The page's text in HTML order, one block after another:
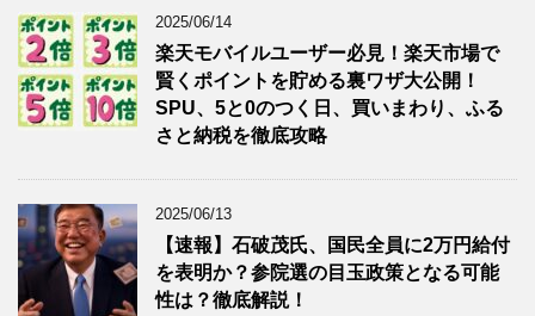
2025/06/14
楽天モバイルユーザー必見！楽天市場で
賢くポイントを貯める裏ワザ大公開！
SPU、5と0のつく日、買いまわり、ふる
さと納税を徹底攻略
2025/06/13
【速報】石破茂氏、国民全員に2万円給付
を表明か？参院選の目玉政策となる可能
性は？徹底解説！